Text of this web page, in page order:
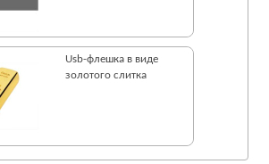
Usb-флешка в виде
золотого слитка